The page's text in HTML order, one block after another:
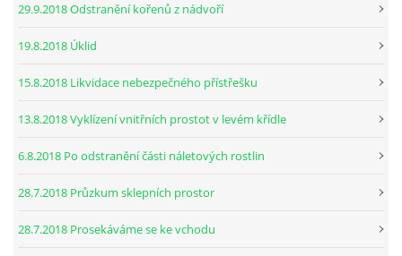
29.9.2018 Odstranění kořenů z nádvoří
19.8.2018 Úklid
15.8.2018 Likvidace nebezpečného přístřešku
13.8.2018 Vyklízení vnitřních prostot v levém křídle
6.8.2018 Po odstranění části náletových rostlin
28.7.2018 Průzkum sklepních prostor
28.7.2018 Prosekáváme se ke vchodu